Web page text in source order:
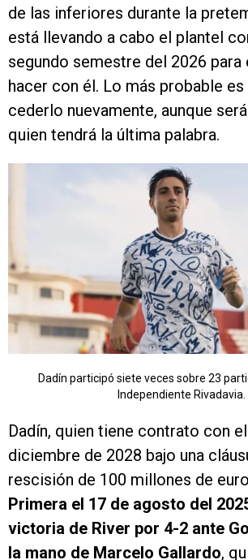
de las inferiores durante la
está llevando a cabo el plantel
segundo semestre del 2026 para
hacer con él. Lo más probable
cederlo nuevamente, aunque
quien tendrá la última palabra.
Dadín participó siete veces sobre 23
Independiente Rivadavia.
Dadín, quien tiene contrato con
diciembre de 2028 bajo una
rescisión de 100 millones de
Primera el 17 de agosto del
victoria de River por 4-2 ante
la mano de Marcelo Gallardo,